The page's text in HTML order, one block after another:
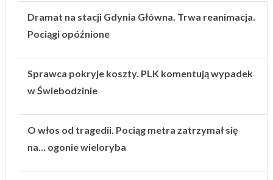
Dramat na stacji Gdynia Główna. Trwa reanimacja.
Pociągi opóźnione
Sprawca pokryje koszty. PLK komentują wypadek
w Świebodzinie
O włos od tragedii. Pociąg metra zatrzymał się
na… ogonie wieloryba